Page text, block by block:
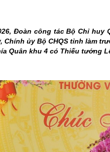
KỶ NIỆM 75 NĂM NGÀY
LỰC LƯỢNG VŨ TRANG
10/1945 - 15/10/2020)
Đoàn công tác Bộ Chỉ huy
Chính ủy Bộ CHQS tỉnh làm
Quân khu 4 có Thiếu tướng